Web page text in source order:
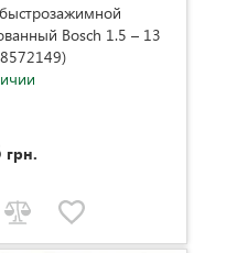
Bosch 1.5 – 13
грн.